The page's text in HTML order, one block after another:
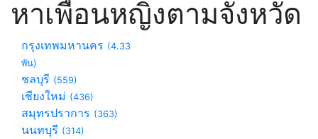
หาเพื่อนหญิงตามจังหวัด
กรุงเทพมหานคร (4.33
พัน)
ชลบุรี (559)
เชียงใหม่ (436)
สมุทรปราการ (363)
นนทบุรี (314)